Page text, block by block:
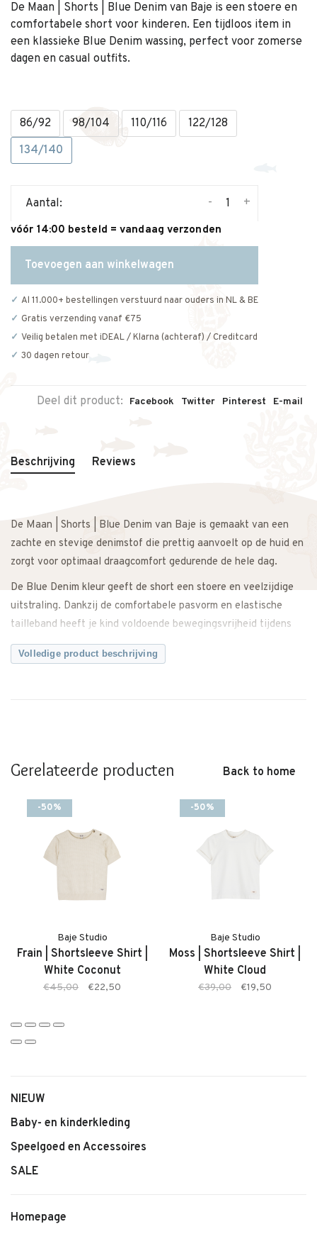
De Maan | Shorts | Blue Denim van Baje is een stoere en
comfortabele short voor kinderen. Een tijdloos item in
een klassieke Blue Denim wassing, perfect voor zomerse
dagen en casual outfits.
86/92 98/104 110/116
122/128
134/140
Aantal: +
-
vóór 14:00 besteld = vandaag verzonden
Toevoegen aan winkelwagen
Al 11.000+ bestellingen verstuurd naar ouders in NL & BE
Gratis verzending vanaf €75
Veilig betalen met iDEAL / Klarna (achteraf) / Creditcard
30 dagen retour
Deel dit product: Facebook Twitter Pinterest E-mail
Beschrijving Reviews
De Maan | Shorts | Blue Denim van Baje is gemaakt van een
zachte en stevige denimstof die prettig aanvoelt op de huid en
zorgt voor optimaal draagcomfort gedurende de hele dag.
De Blue Denim kleur geeft de short een stoere en veelzijdige
uitstraling. Dankzij de comfortabele pasvorm en elastische
tailleband heeft je kind voldoende bewegingsvrijheid tijdens
spelen, school en vakantie.
Makkelijk te combineren met een T-shirt, sweater of blouse
Let op: dit merk valt groot.
meten de short graag voor je na, zodat je zeker weet dat je de
juiste maat bestelt.
Kenmerken:
• Zachte, stevige denimstof
• Elastische tailleband
• Comfortabele pasvorm
• Geschikt voor dagelijks gebruik
• Makkelijk te combineren
Volledige product beschrijving
Gerelateerde producten Back to home
-50%
Baje Studio
Frain | Shortsleeve Shirt |
White Coconut
€45,00 €22,50
-50%
Baje Studio
Moss | Shortsleeve Shirt |
White Cloud
€39,00 €19,50
NIEUW
Baby- en kinderkleding
Speelgoed en Accessoires
SALE
Homepage